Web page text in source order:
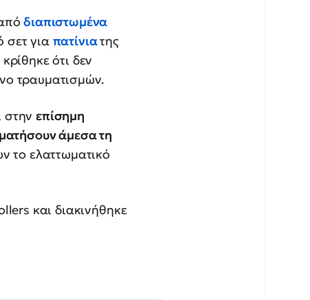
διαπιστωμένα
σετ για πατίνιατης
ότι δεν
τραυματισμών.
στηνεπίσημη
άμεσα τη
το ελαττωματικό
και διακινήθηκε